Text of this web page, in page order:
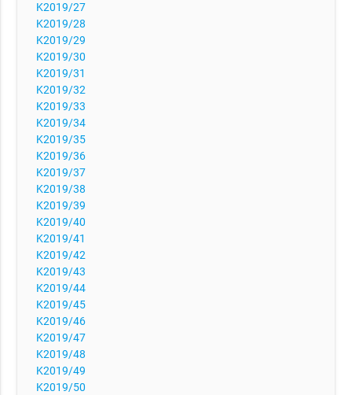
K2019/27
K2019/28
K2019/29
K2019/30
K2019/31
K2019/32
K2019/33
K2019/34
K2019/35
K2019/36
K2019/37
K2019/38
K2019/39
K2019/40
K2019/41
K2019/42
K2019/43
K2019/44
K2019/45
K2019/46
K2019/47
K2019/48
K2019/49
K2019/50